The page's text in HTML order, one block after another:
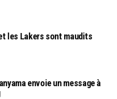
les Lakers sont maudits
envoie un message à